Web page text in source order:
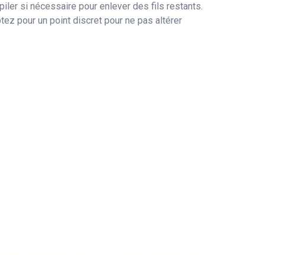
si nécessaire pour enlever des fils restants.
pour un point discret pour ne pas altérer